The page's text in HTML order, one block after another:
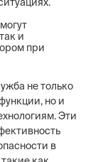
и
при
не только
но и
Эти
в